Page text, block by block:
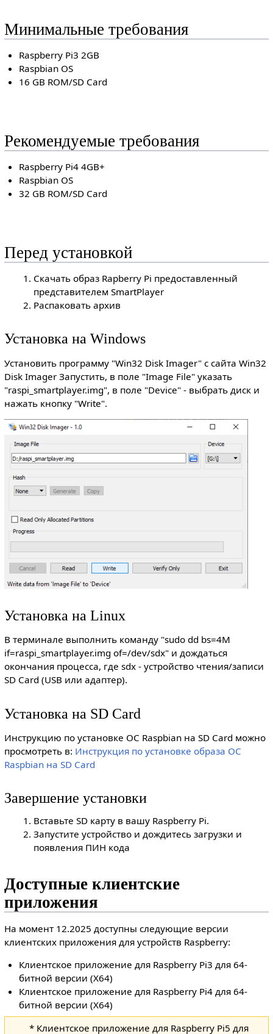
Минимальные требования
Raspberry Pi3 2GB
Raspbian OS
16 GB ROM/SD Card
Рекомендуемые требования
Raspberry Pi4 4GB+
Raspbian OS
32 GB ROM/SD Card
Перед установкой
Скачать образ Rapberry Pi предоставленный
представителем SmartPlayer
Распаковать архив
Установка на Windows
Установить программу "Win32 Disk Imager" с сайта Win32
Disk Imager Запустить, в поле "Image File" указать
"raspi_smartplayer.img", в поле "Device" - выбрать диск и
нажать кнопку "Write".
Установка на Linux
В терминале выполнить команду "sudo dd bs=4M
if=raspi_smartplayer.img of=/dev/sdx" и дождаться
окончания процесса, где sdx - устройство чтения/записи
SD Card (USB или адаптер).
Установка на SD Card
Инструкцию по установке ОС Raspbian на SD Card можно
просмотреть в: Инструкция по установке образа ОС
Raspbian на SD Card
Завершение установки
Вставьте SD карту в вашу Raspberry Pi.
Запустите устройство и дождитесь загрузки и
появления ПИН кода
Доступные клиентские
приложения
На момент 12.2025 доступны следующие версии
клиентских приложения для устройств Raspberry:
Клиентское приложение для Raspberry Pi3 для 64-
битной версии (X64)
Клиентское приложение для Raspberry Pi4 для 64-
битной версии (X64)
* Клиентское приложение для Raspberry Pi5 для